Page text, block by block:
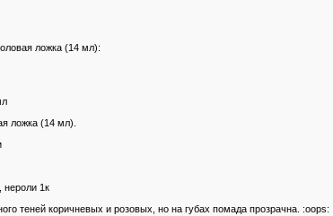
ложка (14 мл):
ложка (14 мл).
нероли 1к
теней коричневых и розовых, но на губах помада прозрачна. :oops: